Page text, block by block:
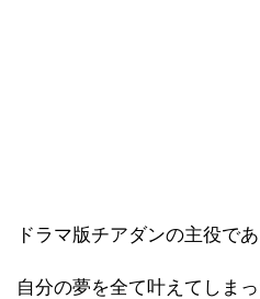
ドラマ版チアダンの主役で
自分の夢を全て叶えてしま